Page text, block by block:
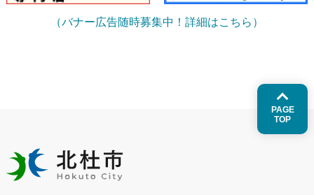
（バナー広告随時募集中！詳細はこちら）
PAGE
TOP